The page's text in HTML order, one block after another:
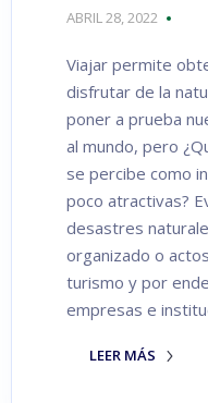
ABRIL 28, 2022
Viajar permite
disfrutar de la
poner a prueba
al mundo, pero
se percibe como
poco atractivas?
desastres
organizado o
turismo y por
empresas e
LEER MÁS